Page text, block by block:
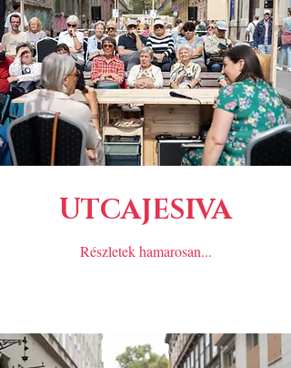
UTCAJESIVA
Részletek hamarosan...